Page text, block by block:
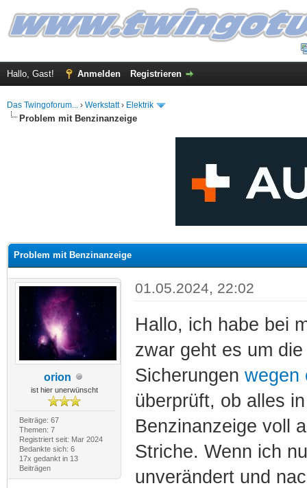
Hallo, Gast! Anmelden Registrieren
Das Twingoforum... › Werkstatt› Elektrik
Problem mit Benzinanzeige
Problem mit Benzinanzeige
orion
ist hier unerwünscht
Beiträge: 67
Themen: 7
Registriert seit: Mar 2024
Bedankte sich: 6
17x gedankt in 13
Beiträgen
01.05.2024, 22:02
Hallo, ich habe bei
zwar geht es um
Sicherungen wegen
überprüft, ob alles
Benzinanzeige voll
Striche. Wenn ich
unverändert und